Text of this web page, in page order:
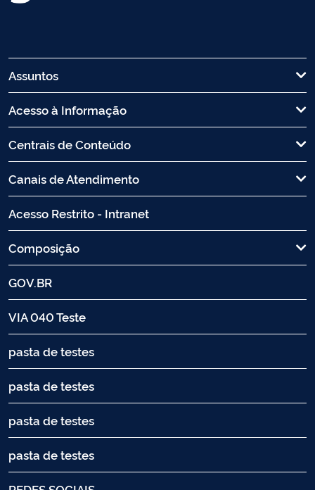
Assuntos
Acesso à Informação
Centrais de Conteúdo
Canais de Atendimento
Acesso Restrito - Intranet
Composição
GOV.BR
VIA 040 Teste
pasta de testes
pasta de testes
pasta de testes
pasta de testes